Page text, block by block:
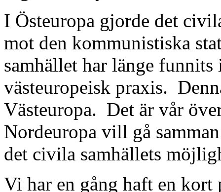
I Östeuropa gjorde det
mot den kommunistiska
samhället har länge
västeuropeisk praxis.
Västeuropa. Det är vår
Nordeuropa vill gå
det civila samhällets
Vi har en gång haft en